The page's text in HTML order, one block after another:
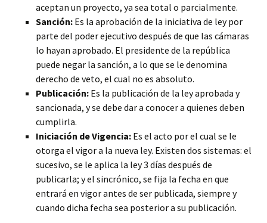
aceptan un proyecto, ya sea total o parcialmente.
Sanción: Es la aprobación de la iniciativa de ley por
parte del poder ejecutivo después de que las cámaras
lo hayan aprobado. El presidente de la república
puede negar la sanción, a lo que se le denomina
derecho de veto, el cual no es absoluto.
Publicación: Es la publicación de la ley aprobada y
sancionada, y se debe dar a conocer a quienes deben
cumplirla.
Iniciación de Vigencia: Es el acto por el cual se le
otorga el vigor a la nueva ley. Existen dos sistemas: el
sucesivo, se le aplica la ley 3 días después de
publicarla; y el sincrónico, se fija la fecha en que
entrará en vigor antes de ser publicada, siempre y
cuando dicha fecha sea posterior a su publicación.